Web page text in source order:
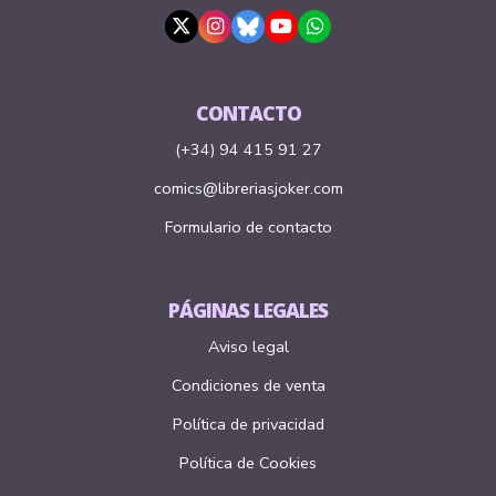
CONTACTO
(+34) 94 415 91 27
comics@libreriasjoker.com
Formulario de contacto
PÁGINAS LEGALES
Aviso legal
Condiciones de venta
Política de privacidad
Política de Cookies